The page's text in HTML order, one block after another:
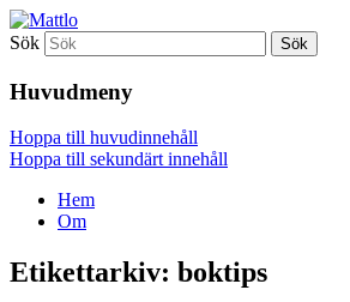
Mattlo
Sök
Huvudmeny
Hoppa till huvudinnehåll
Hoppa till sekundärt innehåll
Hem
Om
Etikettarkiv: boktips